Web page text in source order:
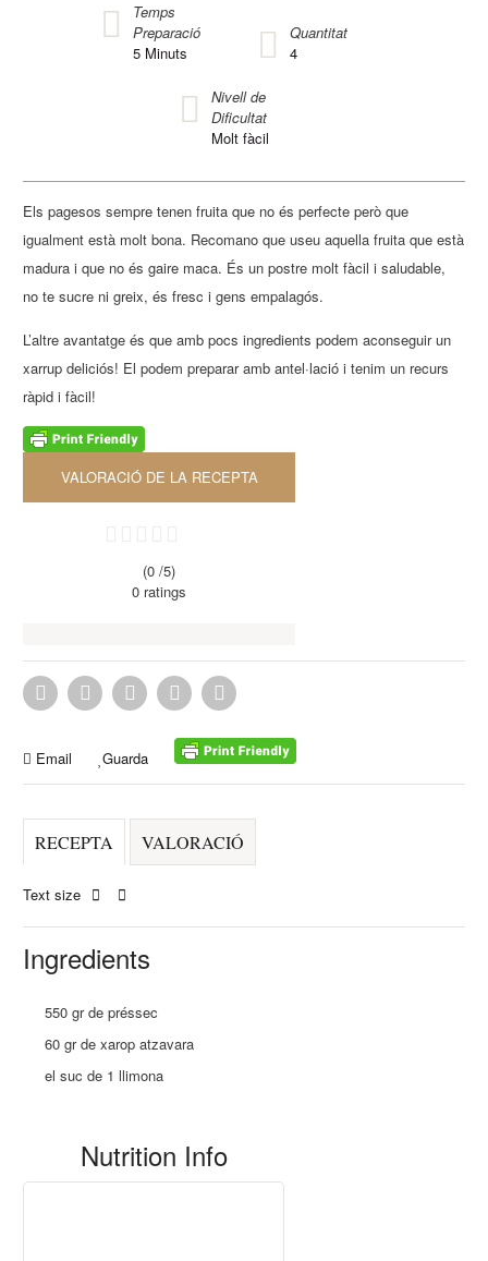
Temps
Preparació
5 Minuts
Quantitat
4
Nivell de
Dificultat
Molt fàcil
Els pagesos sempre tenen fruita que no és perfecte però que
igualment està molt bona. Recomano que useu aquella fruita que està
madura i que no és gaire maca. És un postre molt fàcil i saludable,
no te sucre ni greix, és fresc i gens empalagós.
L’altre avantatge és que amb pocs ingredients podem aconseguir un
xarrup deliciós! El podem preparar amb antel·lació i tenim un recurs
ràpid i fàcil!
VALORACIÓ DE LA RECEPTA
(0 /5)
0 ratings
Email Guarda
RECEPTA VALORACIÓ
Text size
Ingredients
550 gr de préssec
60 gr de xarop atzavara
el suc de 1 llimona
Nutrition Info